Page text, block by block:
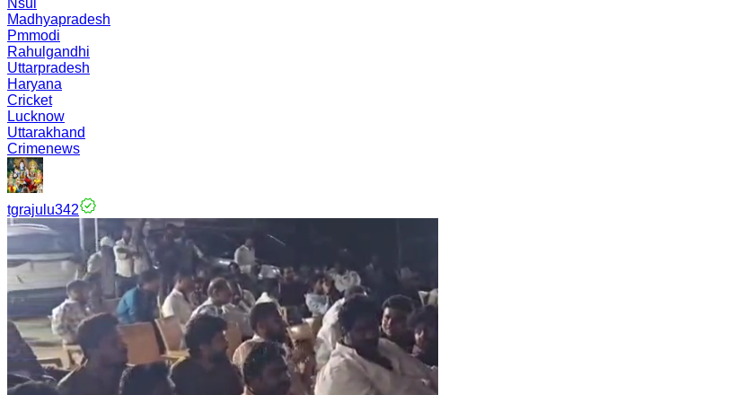
Nsui
Madhyapradesh
Pmmodi
Rahulgandhi
Uttarpradesh
Haryana
Cricket
Lucknow
Uttarakhand
Crimenews
tgrajulu342